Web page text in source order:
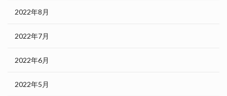
2022年8月
2022年7月
2022年6月
2022年5月